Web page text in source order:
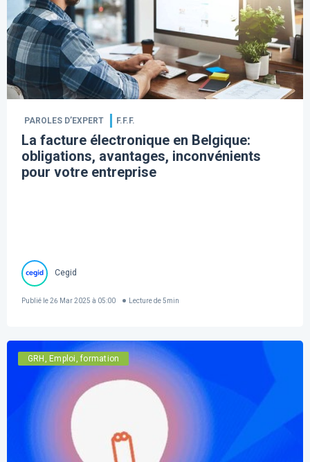
PAROLES D’EXPERT F.F.F.
La facture électronique en Belgique:
obligations, avantages, inconvénients
pour votre entreprise
Cegid
Publié le26 Mar 2025 à 05:00 Lecture de 5min
GRH, Emploi, formation